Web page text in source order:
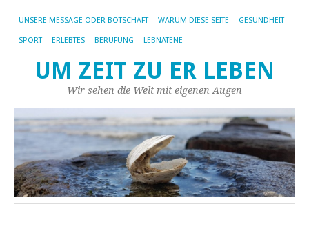
UNSERE MESSAGE ODER BOTSCHAFT WARUM DIESE SEITE GESUNDHEIT
SPORT ERLEBTES BERUFUNG LEBNATENE
UM ZEIT ZU ER LEBEN
Wir sehen die Welt mit eigenen Augen